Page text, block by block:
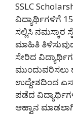
SSLC
ವಿದ್ಯಾರ್ಥಿಗಳಿಗೆ
ಸಲ್ಲಿಸಿ
ಮಾಹಿತಿ
ಸೇರಿದ
ಮುಂದುವರಿಸಲು
ಉದ್ದೇಶದಿಂದ
ಪಡೆದ
ಆಹ್ವಾನ